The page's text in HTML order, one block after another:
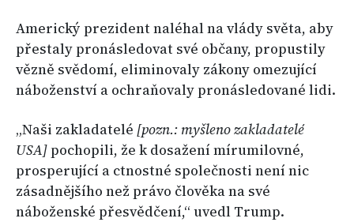
Americký prezident naléhal na vlády světa, aby
přestaly pronásledovat své občany, propustily
vězně svědomí, eliminovaly zákony omezující
náboženství a ochraňovaly pronásledované lidi.
„Naši zakladatelé [pozn.: myšleno zakladatelé
USA]pochopili, že k dosažení mírumilovné,
prosperující a ctnostné společnosti není nic
zásadnějšího než právo člověka na své
náboženské přesvědčení,“ uvedl Trump.